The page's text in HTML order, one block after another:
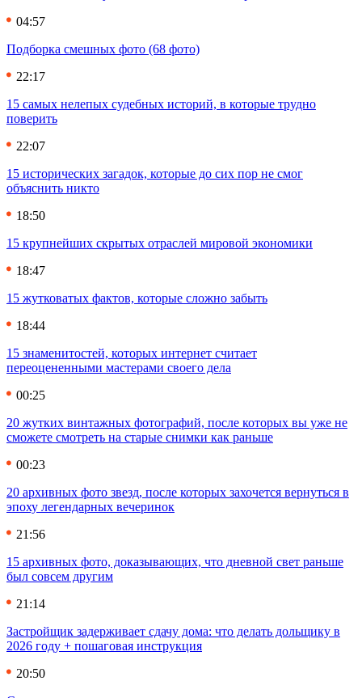
04:57
Подборка смешных фото (68 фото)
22:17
15 самых нелепых судебных историй, в которые трудно
поверить
22:07
15 исторических загадок, которые до сих пор не смог
объяснить никто
18:50
15 крупнейших скрытых отраслей мировой экономики
18:47
15 жутковатых фактов, которые сложно забыть
18:44
15 знаменитостей, которых интернет считает
переоцененными мастерами своего дела
00:25
20 жутких винтажных фотографий, после которых вы уже не
сможете смотреть на старые снимки как раньше
00:23
20 архивных фото звезд, после которых захочется вернуться в
эпоху легендарных вечеринок
21:56
15 архивных фото, доказывающих, что дневной свет раньше
был совсем другим
21:14
Застройщик задерживает сдачу дома: что делать дольщику в
2026 году + пошаговая инструкция
20:50